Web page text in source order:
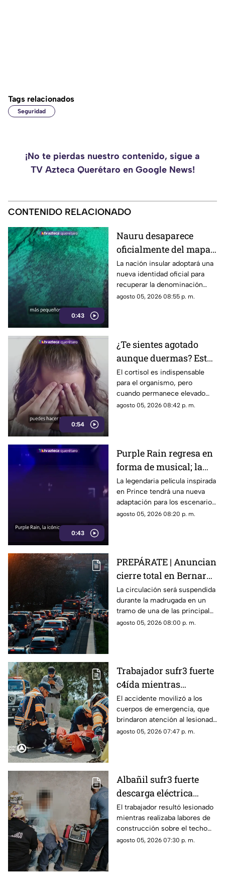
Tags relacionados
Seguridad
¡No te pierdas nuestro contenido, sigue a
TV Azteca Querétaro en Google News!
CONTENIDO RELACIONADO
0:43
Nauru desaparece
oficialmente del mapa:
el pequeño país cambia
de nombre
La nación insular adoptará una
nueva identidad oficial para
recuperar la denominación
utilizada por sus propios
agosto 05, 2026 08:55 p. m.
0:54
¿Te sientes agotado
aunque duermas? Estos
hábitos pueden ayudar
a regular el cortisol
El cortisol es indispensable
para el organismo, pero
cuando permanece elevado
por largos periodos puede
agosto 05, 2026 08:42 p. m.
0:43
Purple Rain regresa en
forma de musical; la
historia de Prince
llegará renovada
La legendaria película inspirada
en Prince tendrá una nueva
adaptación para los escenarios
con un enfoque distinto al de
agosto 05, 2026 08:20 p. m.
PREPÁRATE | Anuncian
cierre total en Bernardo
Quintana; este será el
horario
La circulación será suspendida
durante la madrugada en un
tramo de una de las principales
vialidades de Querétaro.
agosto 05, 2026 08:00 p. m.
Trabajador sufr3 fuerte
c4ída mientras
trabajaba en Guadalupe
La Venta
El accidente movilizó a los
cuerpos de emergencia, que
brindaron atención al lesionado
antes de trasladarlo a un
agosto 05, 2026 07:47 p. m.
Albañil sufr3 fuerte
descarga eléctrica
mientras trabajaba en
una azotea de San José
Buenavista
El trabajador resultó lesionado
mientras realizaba labores de
construcción sobre el techo
de una vivienda y tuvo que
agosto 05, 2026 07:30 p. m.